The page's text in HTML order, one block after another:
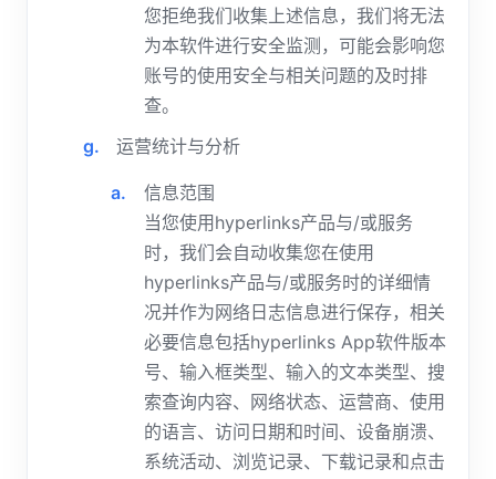
您拒绝我们收集上述信息，我们将无法
为本软件进行安全监测，可能会影响您
账号的使用安全与相关问题的及时排
查。
运营统计与分析
信息范围
当您使用hyperlinks产品与/或服务
时，我们会自动收集您在使用
hyperlinks产品与/或服务时的详细情
况并作为网络日志信息进行保存，相关
必要信息包括hyperlinks App软件版本
号、输入框类型、输入的文本类型、搜
索查询内容、网络状态、运营商、使用
的语言、访问日期和时间、设备崩溃、
系统活动、浏览记录、下载记录和点击